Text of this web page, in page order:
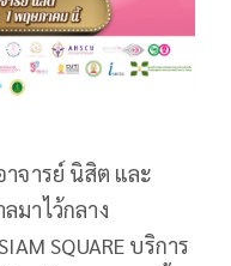
จารย์ นิสิต และ
มาไว้กลาง
SQUARE บริการ